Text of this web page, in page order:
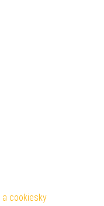
cookiesky